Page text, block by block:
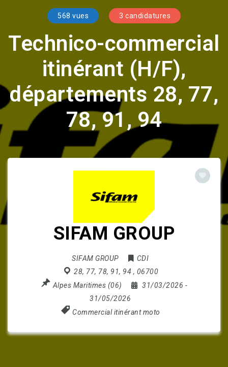
568 vues 3 candidatures
Technico-commercial
itinérant (H/F),
départements 28, 77,
78, 91, 94
SIFAM GROUP
SIFAM GROUP
CDI
28, 77, 78, 91, 94 , 06700
Alpes Maritimes (06)
31/03/2026 -
31/05/2026
Commercial itinérant moto